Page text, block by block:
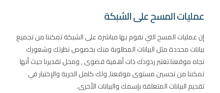
عمليات المسح على الشبكة
إن عمليات المسح التي نقوم بها مباشرة على الشبكة تمكننا من تجميع
بيانات محددة مثل البيانات المطلوبة منك بخصوص نظرتك وشعورك
تجاه موقعنا.تعتبر ردودك ذات أهمية قصوى , ومحل تقديرنا حيث أنها
تمكننا من تحسين مستوى موقعنا, ولك كامل الحرية والإختيار في
تقديم البيانات المتعلقة بإسمك والبيانات الأخرى.